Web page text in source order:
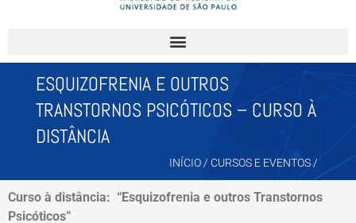
ESQUIZOFRENIA E OUTROS
TRANSTORNOS PSICÓTICOS – CURSO À
DISTÂNCIA
INÍCIO / CURSOS E EVENTOS /
Curso à distância: “Esquizofrenia e outros Transtornos
Psicóticos”